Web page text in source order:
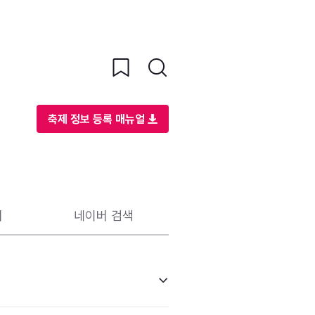
축제 정보 등록 매뉴얼
네이버 검색